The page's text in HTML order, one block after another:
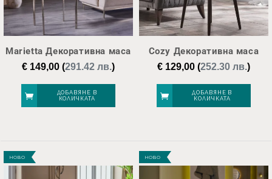
Marietta Декоративна маса
€ 149,00 (291.42 лв.)
ДОБАВЯНЕ В
КОЛИЧКАТА
Cozy Декоративна маса
€129,00(252.30 лв.)
ДОБАВЯНЕ В
КОЛИЧКАТА
НОВО НОВО